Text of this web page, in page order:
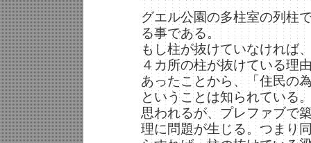
グエル公園の多柱室の列柱
る事である。
もし柱が抜けていなければ
４カ所の柱が抜けている理
あったことから、「住民の
ということは知られている
思われるが、プレファブで
理に問題が生じる。つまり